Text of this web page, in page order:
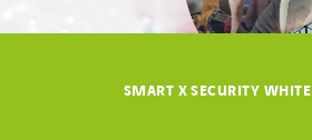
KarriereSMART X SECURITY